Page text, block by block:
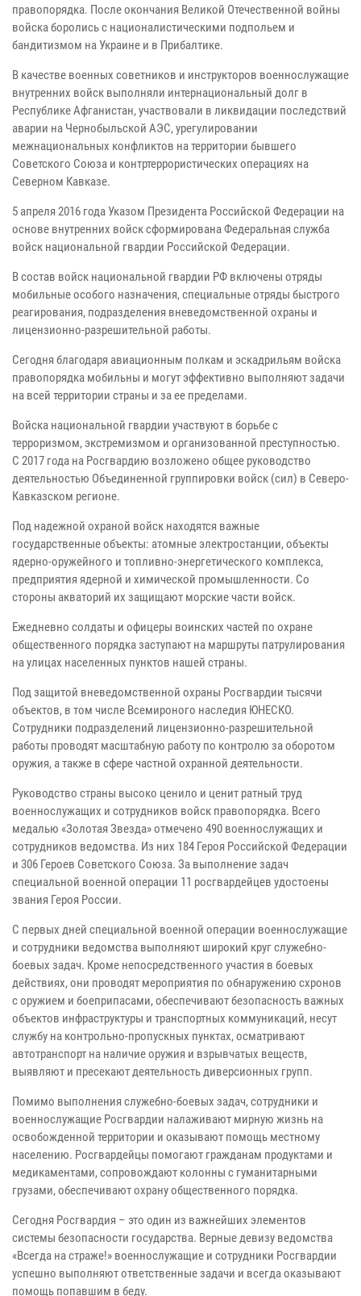
правопорядка. После окончания Великой Отечественной войны
войска боролись с националистическими подпольем и
бандитизмом на Украине и в Прибалтике.
В качестве военных советников и инструкторов военнослужащие
внутренних войск выполняли интернациональный долг в
Республике Афганистан, участвовали в ликвидации последствий
аварии на Чернобыльской АЭС, урегулировании
межнациональных конфликтов на территории бывшего
Советского Союза и контртеррористических операциях на
Северном Кавказе.
5 апреля 2016 года Указом Президента Российской Федерации на
основе внутренних войск сформирована Федеральная служба
войск национальной гвардии Российской Федерации.
В состав войск национальной гвардии РФ включены отряды
мобильные особого назначения, специальные отряды быстрого
реагирования, подразделения вневедомственной охраны и
лицензионно-разрешительной работы.
Сегодня благодаря авиационным полкам и эскадрильям войска
правопорядка мобильны и могут эффективно выполняют задачи
на всей территории страны и за ее пределами.
Войска национальной гвардии участвуют в борьбе с
терроризмом, экстремизмом и организованной преступностью.
С 2017 года на Росгвардию возложено общее руководство
деятельностью Объединенной группировки войск (сил) в Северо-
Кавказском регионе.
Под надежной охраной войск находятся важные
государственные объекты: атомные электростанции, объекты
ядерно-оружейного и топливно-энергетического комплекса,
предприятия ядерной и химической промышленности. Со
стороны акваторий их защищают морские части войск.
Ежедневно солдаты и офицеры воинских частей по охране
общественного порядка заступают на маршруты патрулирования
на улицах населенных пунктов нашей страны.
Под защитой вневедомственной охраны Росгвардии тысячи
объектов, в том числе Всемироного наследия ЮНЕСКО.
Сотрудники подразделений лицензионно-разрешительной
работы проводят масштабную работу по контролю за оборотом
оружия, а также в сфере частной охранной деятельности.
Руководство страны высоко ценило и ценит ратный труд
военнослужащих и сотрудников войск правопорядка. Всего
медалью «Золотая Звезда» отмечено 490 военнослужащих и
сотрудников ведомства. Из них 184 Героя Российской Федерации
и 306 Героев Советского Союза. За выполнение задач
специальной военной операции 11 росгвардейцев удостоены
звания Героя России.
С первых дней специальной военной операции военнослужащие
и сотрудники ведомства выполняют широкий круг служебно-
боевых задач. Кроме непосредственного участия в боевых
действиях, они проводят мероприятия по обнаружению схронов
с оружием и боеприпасами, обеспечивают безопасность важных
объектов инфраструктуры и транспортных коммуникаций, несут
службу на контрольно-пропускных пунктах, осматривают
автотранспорт на наличие оружия и взрывчатых веществ,
выявляют и пресекают деятельность диверсионных групп.
Помимо выполнения служебно-боевых задач, сотрудники и
военнослужащие Росгвардии налаживают мирную жизнь на
освобожденной территории и оказывают помощь местному
населению. Росгвардейцы помогают гражданам продуктами и
медикаментами, сопровождают колонны с гуманитарными
грузами, обеспечивают охрану общественного порядка.
Сегодня Росгвардия – это один из важнейших элементов
системы безопасности государства. Верные девизу ведомства
«Всегда на страже!» военнослужащие и сотрудники Росгвардии
успешно выполняют ответственные задачи и всегда оказывают
помощь попавшим в беду.